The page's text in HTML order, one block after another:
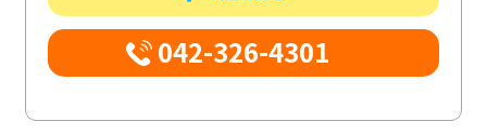
042-326-4301